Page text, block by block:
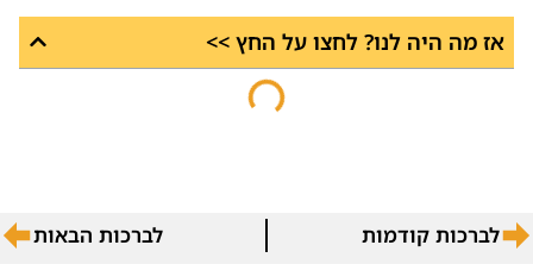
אז מה היה לנו? לחצו על החץ >>
לברכות קודמות לברכות הבאות